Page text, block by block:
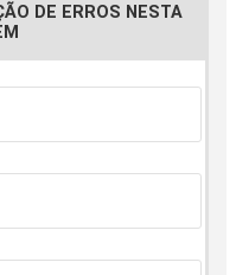
DE ERROS NESTA